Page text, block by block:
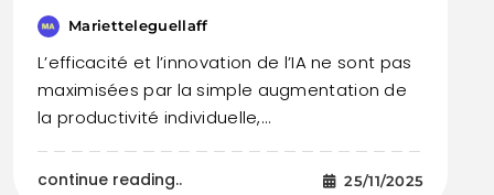
Marietteleguellaff
L’efficacité et l’innovation de l’IA ne sont pas
maximisées par la simple augmentation de
la productivité individuelle,…
continue reading.. 25/11/2025